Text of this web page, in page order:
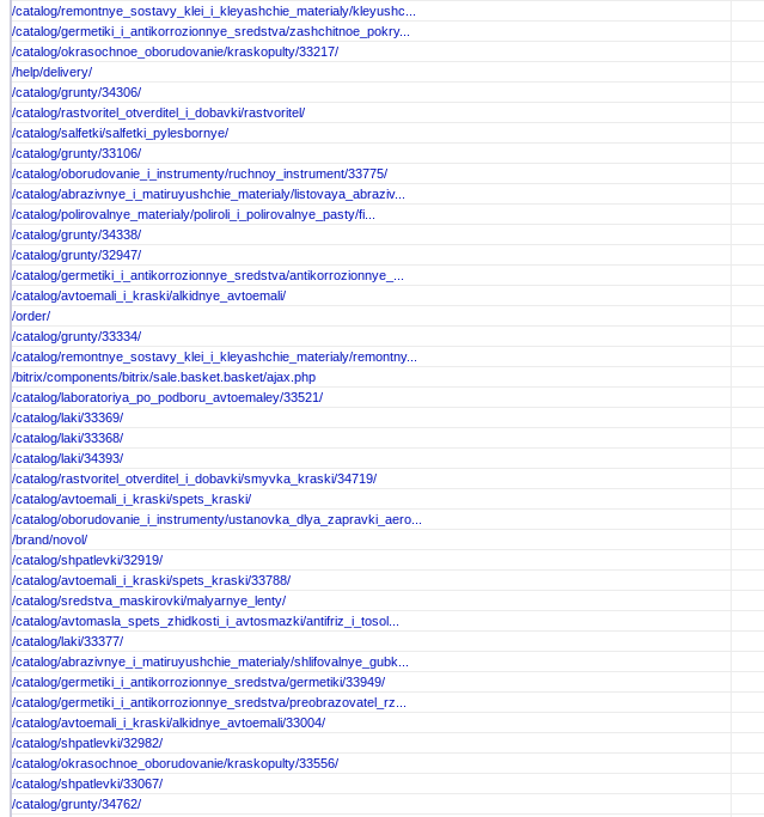
/catalog/remontnye_sostavy_klei_i_kleyashchie_materialy/kleyushc...
/catalog/germetiki_i_antikorrozionnye_sredstva/zashchitnoe_pokry...
/catalog/okrasochnoe_oborudovanie/kraskopulty/33217/
/help/delivery/
/catalog/grunty/34306/
/catalog/rastvoritel_otverditel_i_dobavki/rastvoritel/
/catalog/salfetki/salfetki_pylesbornye/
/catalog/grunty/33106/
/catalog/oborudovanie_i_instrumenty/ruchnoy_instrument/33775/
/catalog/abrazivnye_i_matiruyushchie_materialy/listovaya_abraziv...
/catalog/polirovalnye_materialy/poliroli_i_polirovalnye_pasty/fi...
/catalog/grunty/34338/
/catalog/grunty/32947/
/catalog/germetiki_i_antikorrozionnye_sredstva/antikorrozionnye_...
/catalog/avtoemali_i_kraski/alkidnye_avtoemali/
/order/
/catalog/grunty/33334/
/catalog/remontnye_sostavy_klei_i_kleyashchie_materialy/remontny...
/bitrix/components/bitrix/sale.basket.basket/ajax.php
/catalog/laboratoriya_po_podboru_avtoemaley/33521/
/catalog/laki/33369/
/catalog/laki/33368/
/catalog/laki/34393/
/catalog/rastvoritel_otverditel_i_dobavki/smyvka_kraski/34719/
/catalog/avtoemali_i_kraski/spets_kraski/
/catalog/oborudovanie_i_instrumenty/ustanovka_dlya_zapravki_aero...
/brand/novol/
/catalog/shpatlevki/32919/
/catalog/avtoemali_i_kraski/spets_kraski/33788/
/catalog/sredstva_maskirovki/malyarnye_lenty/
/catalog/avtomasla_spets_zhidkosti_i_avtosmazki/antifriz_i_tosol...
/catalog/laki/33377/
/catalog/abrazivnye_i_matiruyushchie_materialy/shlifovalnye_gubk...
/catalog/germetiki_i_antikorrozionnye_sredstva/germetiki/33949/
/catalog/germetiki_i_antikorrozionnye_sredstva/preobrazovatel_rz...
/catalog/avtoemali_i_kraski/alkidnye_avtoemali/33004/
/catalog/shpatlevki/32982/
/catalog/okrasochnoe_oborudovanie/kraskopulty/33556/
/catalog/shpatlevki/33067/
/catalog/grunty/34762/